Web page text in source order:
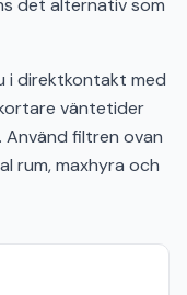
det alternativ som
i direktkontakt med
väntetider
filtren ovan
rum, maxhyra och